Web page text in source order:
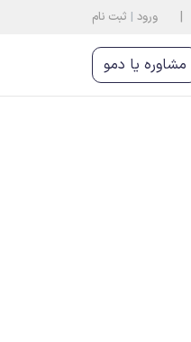
| ورود | ثبت نام
مشاوره یا دمو